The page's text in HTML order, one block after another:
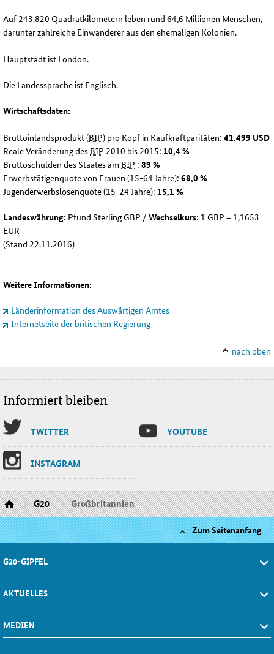
Auf 243.820 Quadratkilometern leben rund 64,6 Millionen Menschen,
darunter zahlreiche Einwanderer aus den ehemaligen Kolonien.
Hauptstadt ist London.
Die Landessprache ist Englisch.
Wirtschaftsdaten:
Bruttoinlandsprodukt (BIP) pro Kopf in Kaufkraftparitäten: 41.499 USD
Reale Veränderung des BIP 2010 bis 2015: 10,4 %
Bruttoschulden des Staates am BIP : 89 %
Erwerbstätigenquote von Frauen (15-64 Jahre): 68,0 %
Jugenderwerbslosenquote (15-24 Jahre): 15,1 %
Landeswährung: Pfund Sterling GBP / Wechselkurs: 1 GBP = 1,1653
EUR
(Stand 22.11.2016)
Weitere Informationen:
Länderinformation des Auswärtigen Amtes
Internetseite der britischen Regierung
nach oben
Informiert bleiben
TWIT­TER YOU­TU­BE
INS­TA­GRAM
G20 Großbritannien
Zum Seitenanfang
G20-GIPFEL
AKTUELLES
MEDIEN